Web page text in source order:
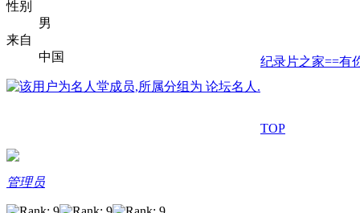
性别
男
来自
中国
纪录片之家==有
TOP
管理员